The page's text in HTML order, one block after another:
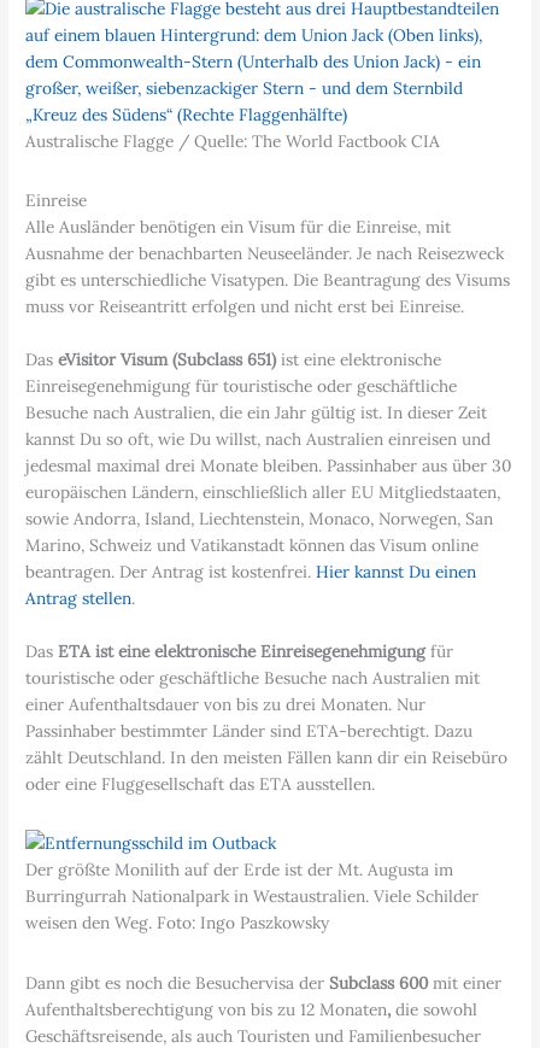
Australische Flagge / Quelle: The World Factbook CIA
Einreise
Alle Ausländer benötigen ein Visum für die Einreise, mit
Ausnahme der benachbarten Neuseeländer. Je nach Reisezweck
gibt es unterschiedliche Visatypen. Die Beantragung des Visums
muss vor Reiseantritt erfolgen und nicht erst bei Einreise.
DaseVisitor Visum (Subclass 651)ist eine elektronische
Einreisegenehmigung für touristische oder geschäftliche
Besuche nach Australien, die ein Jahr gültig ist. In dieser Zeit
kannst Du so oft, wie Du willst, nach Australien einreisen und
jedesmal maximal drei Monate bleiben. Passinhaber aus über 30
europäischen Ländern, einschließlich aller EU Mitgliedstaaten,
sowie Andorra, Island, Liechtenstein, Monaco, Norwegen, San
Marino, Schweiz und Vatikanstadt können das Visum online
beantragen. Der Antrag ist kostenfrei.Hier kannst Du einen
Antrag stellen.
DasETA ist eine elektronische Einreisegenehmigungfür
touristische oder geschäftliche Besuche nach Australien mit
einer Aufenthaltsdauer von bis zu drei Monaten. Nur
Passinhaber bestimmter Länder sind ETA-berechtigt. Dazu
zählt Deutschland. In den meisten Fällen kann dir ein Reisebüro
oder eine Fluggesellschaft das ETA ausstellen.
Der größte Monilith auf der Erde ist der Mt. Augusta im
Burringurrah Nationalpark in Westaustralien. Viele Schilder
weisen den Weg. Foto: Ingo Paszkowsky
Dann gibt es noch die Besuchervisa der Subclass 600mit einer
Aufenthaltsberechtigung von bis zu 12 Monaten,die sowohl
Geschäftsreisende, als auch Touristen und Familienbesucher